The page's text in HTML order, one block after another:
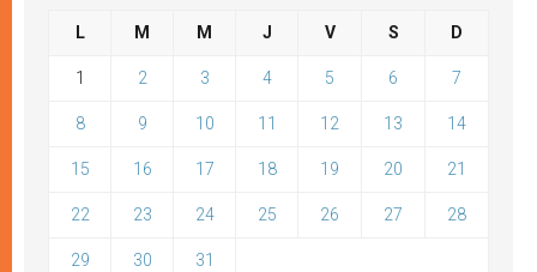
L M M J V S D
1 2 3 4 5 6 7
8 9 10 11 12 13 14
15 16 17 18 19 20 21
22 23 24 25 26 27 28
29 30 31